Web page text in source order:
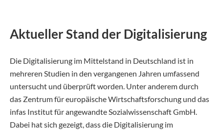
Aktueller Stand der Digitalisierung
Die Digitalisierung im Mittelstand in Deutschland ist in
mehreren Studien in den vergangenen Jahren umfassend
untersucht und überprüft worden. Unter anderem durch
das Zentrum für europäische Wirtschaftsforschung und das
infas Institut für angewandte Sozialwissenschaft GmbH.
Dabei hat sich gezeigt, dass die Digitalisierung im